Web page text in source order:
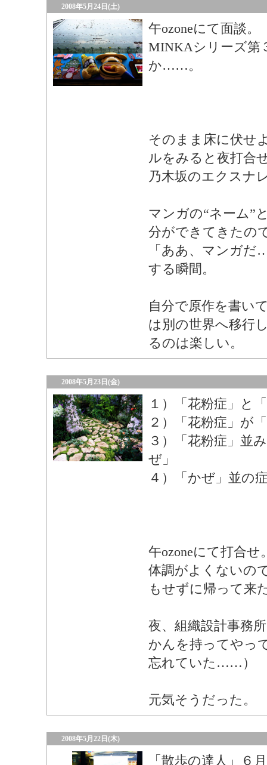
2008年5月24日(土)
午ozoneにて面談。
MINKAシリーズ第
か……。
そのまま床に伏せ
ルをみると夜打合
乃木坂のエクスナ
マンガの“ネーム”
分ができてきたの
「ああ、マンガ
する瞬間。
自分で原作を書い
は別の世界へ移行
るのは楽しい。
2008年5月23日(金)
１）「花粉症」と
２）「花粉症」が
３）「花粉症」並
ぜ」
４）「かぜ」並の
午ozoneにて打合せ
体調がよくないの
もせずに帰って来
夜、組織設計事務
かんを持ってやっ
忘れていた……）
元気そうだった。
2008年5月22日(木)
「散歩の達人」６